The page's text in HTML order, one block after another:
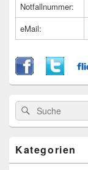
Notfallnummer:
eMail:
Suche
nach:
Suche
Kategorien